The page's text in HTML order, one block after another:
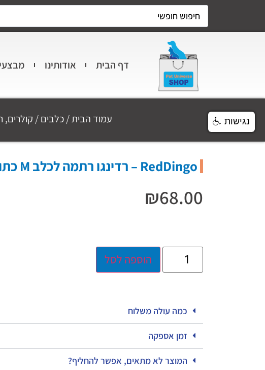
דף הבית אודותינו
עמוד הבית/כלבים/ קולרים,
RedDingo – רדינגו רתמה לכלב M כתום חלק
₪68.00
הוספה לסל
כמה עולה משלוח
זמן אספקה
המוצר לא מתאים, אפשר להחליף?
נגישות